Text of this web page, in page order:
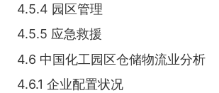
4.5.4 园区管理
4.5.5 应急救援
4.6 中国化工园区仓储物流业分析
4.6.1 企业配置状况